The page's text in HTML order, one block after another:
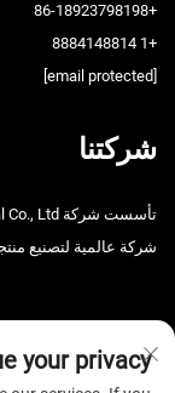
+86-18923798198
+1 8884148814
شركتنا
شركة عالمية لتصنيع
your privacy